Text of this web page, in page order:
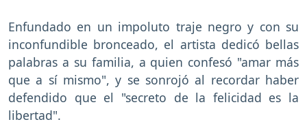
Enfundado en un impoluto traje negro y con su
inconfundible bronceado, el artista dedicó bellas
palabras a su familia, a quien confesó "amar más
que a sí mismo", y se sonrojó al recordar haber
defendido que el "secreto de la felicidad es la
libertad".